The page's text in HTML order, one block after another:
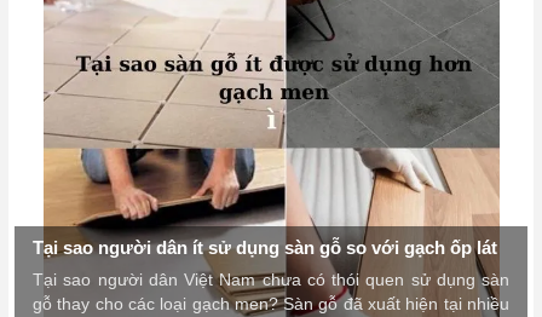
Tại sao người dân ít sử dụng sàn gỗ so với gạch ốp lát
Tại sao người dân Việt Nam chưa có thói quen sử dụng sàn
gỗ thay cho các loại gạch men? Sàn gỗ đã xuất hiện tại nhiều